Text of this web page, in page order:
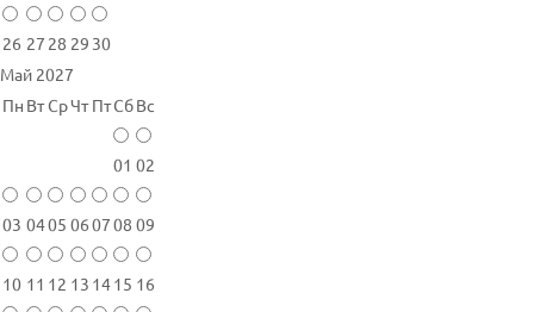
26 27 28 29 30
Май 2027
Пн ВтСрЧт ПтСбВс
01 02
03 0405 060708 09
10 11 12 13 1415 16